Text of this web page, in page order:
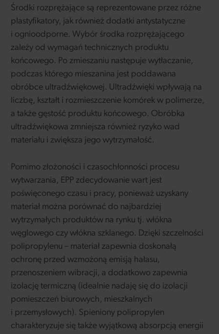
Środki rozprężające są reprezentowane przez różne
plastyfikatory, jak również dodatki antystatyczne
i ognioodporne. Wybór środka rozprężającego
zależy od wymagań technicznych produktu
końcowego. Po zmieszaniu następuje wytłaczanie,
podczas którego mieszanina jest poddawana
obróbce ultradźwiękowej. Ultradźwięki wpływają na
liczbę, kształt i rozmieszczenie komórek w polimerze,
a także gęstość produktu końcowego. Obróbka
ultradźwiękowa zmniejsza również ryzyko wad
materiału i zwiększa jego wytrzymałość.
Pomimo złożoności i czasochłonności procesu
wytwarzania, EPP zdecydowanie wart jest
poświęconego czasu i pracy, ponieważ uzyskany
materiał można porównać do najbardziej
wytrzymałych produktów na rynku tj. włókna
węglowego czy włókna szklanego. Dzięki szczelności
polipropylenu – materiał zapewnia doskonałą
ochronę przed wzmożoną emisją hałasu,
przenoszeniem wibracji, a dodatkowo zapewnia
izolację termiczną (idealnie nadaję się do izolacji
pomieszczeń biurowych, mieszkalnych
i przemysłowych). Spieniony polipropylen
charakteryzuje się także wyjątkową absorpcją energii